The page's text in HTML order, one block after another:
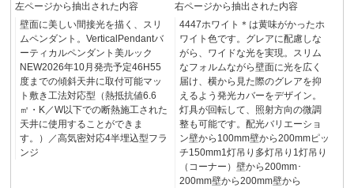
左ページから抽出された内容
壁面に美しい間接光を描く、スリ
ムペンダント。VerticalPendantバ
ーティカルペンダント美ルック
NEW2026年10月発売予定46H55
度までの傾斜天井に取付可能マッ
ト敷き工法対応型（熱抵抗値6.6
㎡・K／W以下での断熱施工された
天井に使用することができま
す。）／高気密対応4半埋込型フラ
ンジ
右ページから抽出された内容
4447ホワイト＊は黄味がかったホ
ワイト色です。グレアに配慮しな
がら、ワイドな光を実現。スリム
なフォルムながら壁面に光を広く
届け、横から見た際のグレアを抑
えるよう発光カバーをデザイン。
灯具が回転して、照射方向の微調
整も可能です。配光バリエーショ
ン壁から100mm壁から200mmピッ
チ150mm1灯吊り多灯吊り1灯吊り
（コーナー）壁から200mm･
200mm壁から200mm壁から